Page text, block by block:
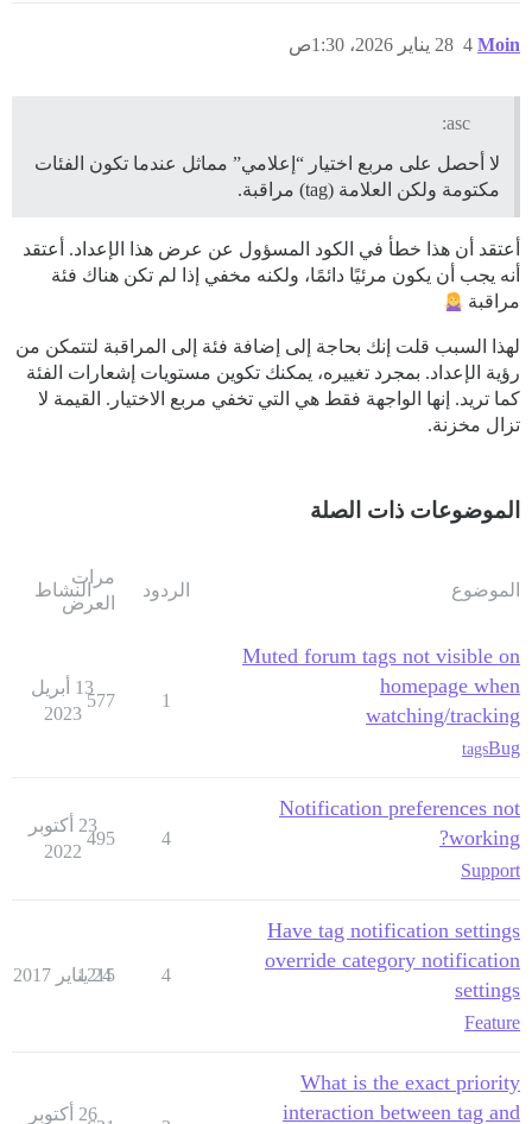
Moin 28 يناير 2026، 1:30ص 4
asc:
لا أحصل على مربع اختيار “إعلامي” مماثل عندما تكون الفئات
مكتومة ولكن العلامة (tag) مراقبة.
أعتقد أن هذا خطأ في الكود المسؤول عن عرض هذا الإعداد. أعتقد
أنه يجب أن يكون مرئيًا دائمًا، ولكنه مخفي إذا لم تكن هناك فئة
مراقبة
لهذا السبب قلت إنك بحاجة إلى إضافة فئة إلى المراقبة لتتمكن من
رؤية الإعداد. بمجرد تغييره، يمكنك تكوين مستويات إشعارات الفئة
كما تريد. إنها الواجهة فقط هي التي تخفي مربع الاختيار. القيمة لا
تزال مخزنة.
الموضوعات ذات الصلة
الموضوع الردود
مرات
العرض
النشاط
Muted forum tags not visible on
homepage when
watching/tracking
Bug
tags
1
577
13 أبريل
2023
Notification preferences not
working?
Support
4
495
23 أكتوبر
2022
Have tag notification settings
override category notification
settings
Feature
4
1215
24 يناير 2017
What is the exact priority
interaction between tag and
26 أكتوبر